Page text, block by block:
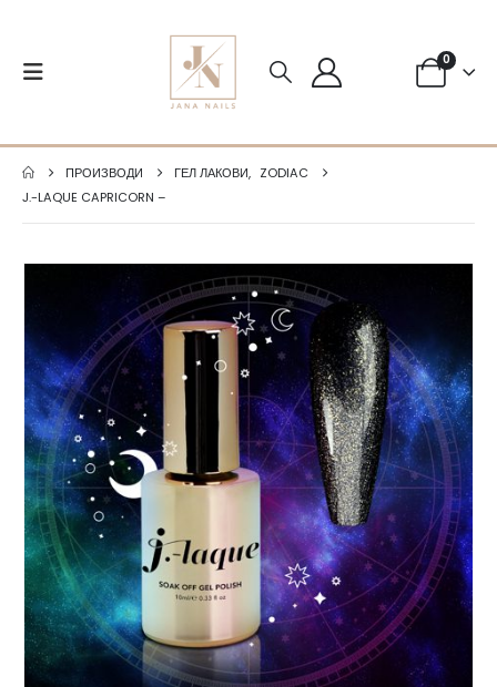
0
ПРОИЗВОДИ ГЕЛ ЛАКОВИ, ZODIAC
J.-LAQUE CAPRICORN –